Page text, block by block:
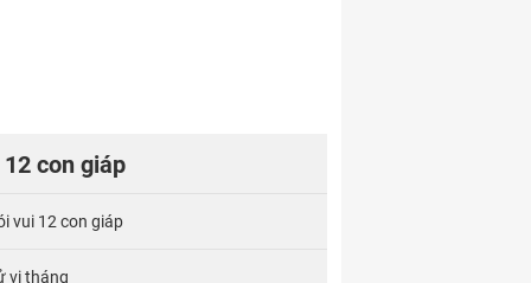
12 con giáp
vui 12 con giáp
vi tháng